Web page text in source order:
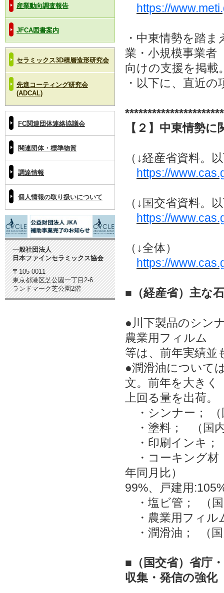
産業動向調査報告
JFCA図書案内
セラミックス3D積層造形研究会
先進コーティング研究会
(ADCAL)
FC関連団体連絡協議会
関連団体・標準物質
調達情報
個人情報の取り扱いについて
一般社団法人
日本ファインセラミックス協会
〒105-0011
東京都港区芝公園一丁目2-6
ランドマーク芝公園2階
https://
・中東情勢を踏
業・小規模事業者
向けの支援を掲載
・以下に、直近
【２】中東情勢
（↓経産省資料
https://
（↓国交省資料。
https://
（↓全体）
https://
■（経産省）主な
●川下製品のシン
農業用フィルム
等は、前年実績並
●潤滑油について
文。前年を大きく
上回る量を出荷。
・シンナー； （
・塗料； （国内
・印刷インキ；
・コーキング材
年同月比）
99%、戸建用
・塩ビ管； （国
・農業用フィル
・潤滑油； （国
■（国交省）省庁
収集・発信の強化